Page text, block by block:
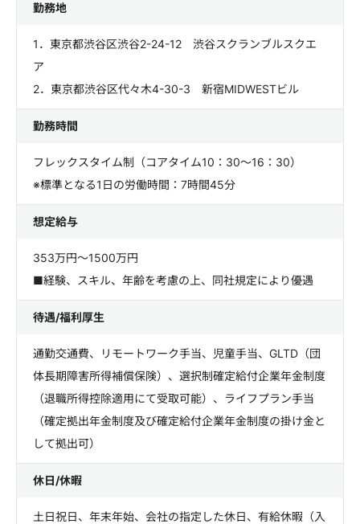
勤務地
1．東京都渋谷区渋谷2-24-12 渋谷スクランブルスクエ
ア
2．東京都渋谷区代々木4-30-3 新宿MIDWESTビル
勤務時間
フレックスタイム制（コアタイム10：30～16：30）
※標準となる1日の労働時間：7時間45分
想定給与
353万円～1500万円
■経験、スキル、年齢を考慮の上、同社規定により優遇
待遇/福利厚生
通勤交通費、リモートワーク手当、児童手当、GLTD（団
体長期障害所得補償保険）、選択制確定給付企業年金制度
（退職所得控除適用にて受取可能）、ライフプラン手当
（確定拠出年金制度及び確定給付企業年金制度の掛け金と
して拠出可）
休日/休暇
土日祝日、年末年始、会社の指定した休日、有給休暇（入